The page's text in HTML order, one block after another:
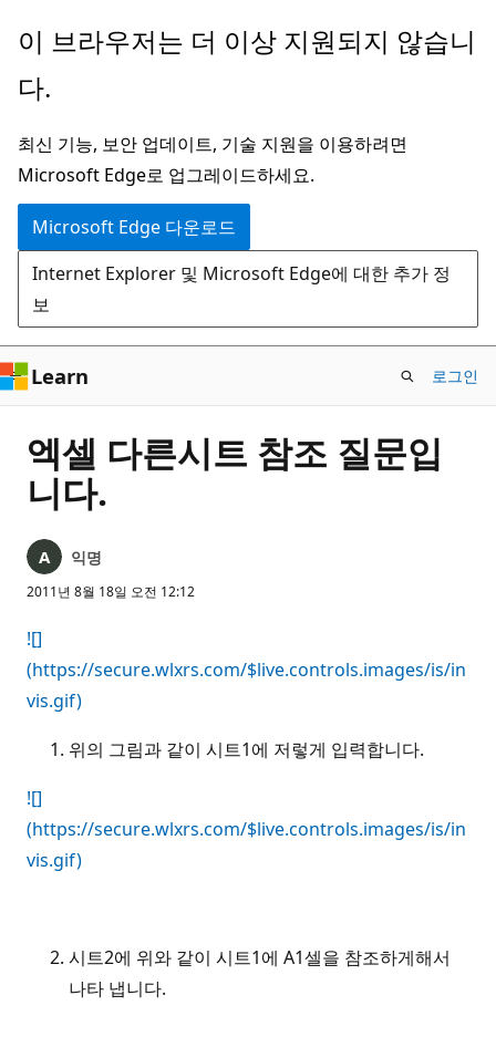
주
콘
츠
로
건
너
뛰
기
이 브라우저는 더 이상 지원되지 않습니
다.
최신 기능, 보안 업데이트, 기술 지원을 이용하려면
Microsoft Edge로 업그레이드하세요.
Microsoft Edge 다운로드
Internet Explorer 및 Microsoft Edge에 대한 추가 정
보
Learn 로그인
엑셀 다른시트 참조 질문입
니다.
익명
2011년 8월 18일 오전 12:12
![]
(https://secure.wlxrs.com/$live.controls.images/is/in
vis.gif)
위의 그림과 같이 시트1에 저렇게 입력합니다.
![]
(https://secure.wlxrs.com/$live.controls.images/is/in
vis.gif)
시트2에 위와 같이 시트1에 A1셀을 참조하게해서
나타 냅니다.